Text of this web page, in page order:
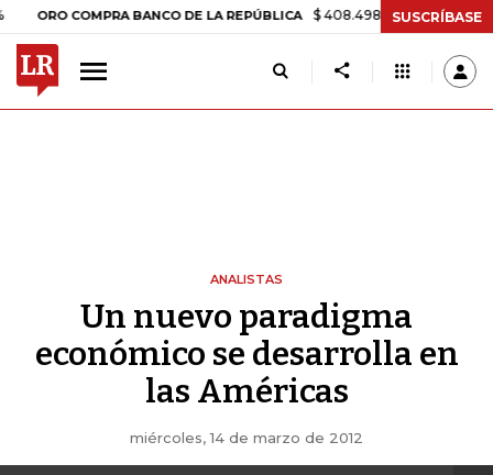
COMPRA BANCO DE LA REPÚBLICA $ 408.498,97 +$ 8.753,81
SUSCRÍBASE
ANALISTAS
Un nuevo paradigma
económico se desarrolla en
las Américas
miércoles, 14 de marzo de 2012